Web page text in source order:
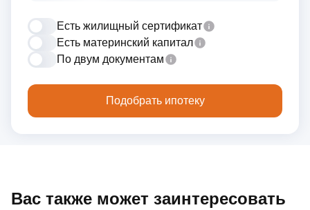
Есть жилищный сертификат
Есть материнский капитал
По двум документам
Подобрать ипотеку
Вас также может заинтересовать